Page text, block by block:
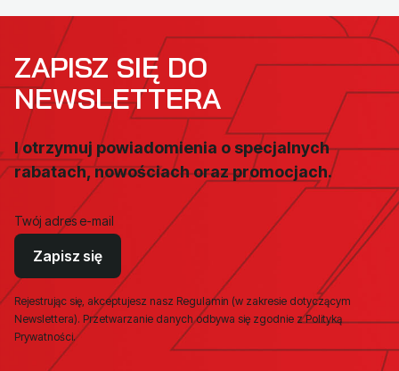
ZAPISZ SIĘ DO
NEWSLETTERA
I otrzymuj powiadomienia o specjalnych
rabatach, nowościach oraz promocjach.
Twój adres e-mail
Zapisz się
Rejestrując się, akceptujesz nasz Regulamin (w zakresie dotyczącym
Newslettera). Przetwarzanie danych odbywa się zgodnie z Polityką
Prywatności.